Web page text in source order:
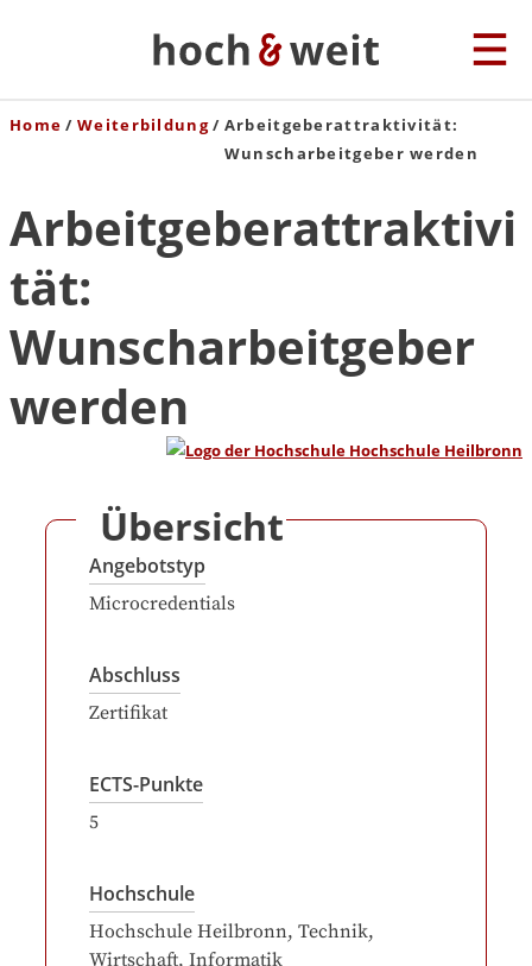
Home Weiterbildung
Arbeitgeberattraktivität:
Wunscharbeitgeber werden
Arbeitgeberattraktivi
tät:
Wunscharbeitgeber
werden
Übersicht
Angebotstyp
Microcredentials
Abschluss
Zertifikat
ECTS-Punkte
5
Hochschule
Hochschule Heilbronn, Technik,
Wirtschaft, Informatik